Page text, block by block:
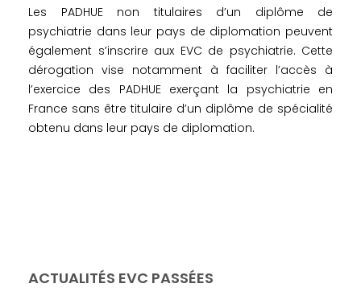
Les PADHUE non titulaires d’un diplôme de
psychiatrie dans leur pays de diplomation peuvent
également s’inscrire aux EVC de psychiatrie. Cette
dérogation vise notamment à faciliter l’accès à
l’exercice des PADHUE exerçant la psychiatrie en
France sans être titulaire d’un diplôme de spécialité
obtenu dans leur pays de diplomation.
ACTUALITÉS EVC PASSÉES